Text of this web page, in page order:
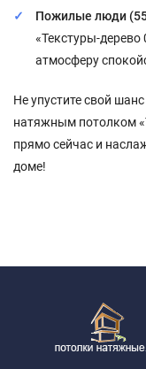
Пожилые люди
«Текстуры-
атмосферу
Не упустите свой
натяжным потолком
прямо сейчас и
доме!